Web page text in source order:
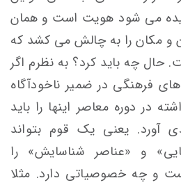
می شود هویت است و همان
و مکان را به چالش می کشد که
حال چه باید کرد؟ به نظرم اگر
فرهنگی در ضمیر ناخودآگاه
در دوره معاصر اینها را باید
آورد. یعنی یک قوم بتواند
و «عناصر شناسایش» را
و چه خصوصیاتی دارد. مثلا